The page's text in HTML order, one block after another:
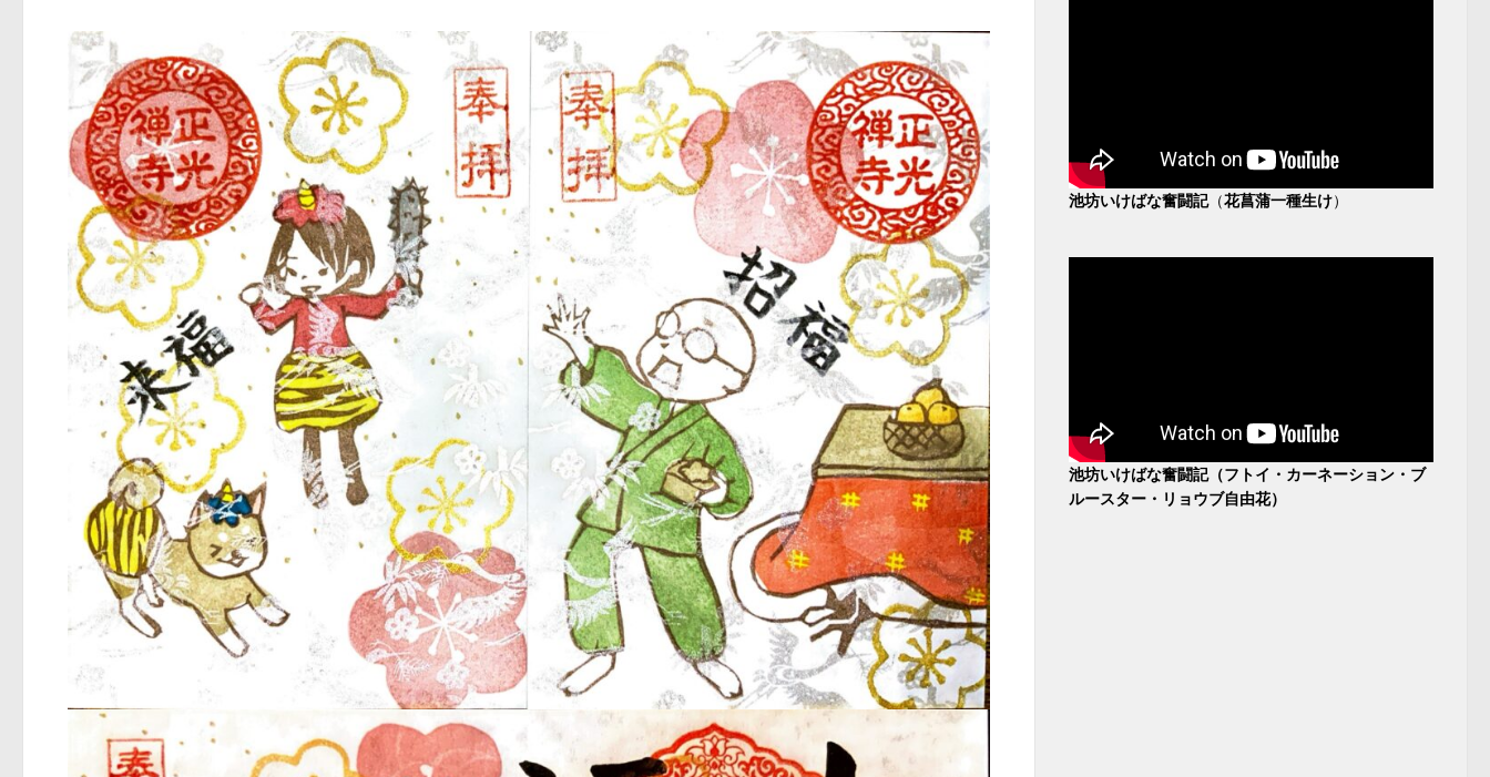
池坊いけばな奮闘記（花菖蒲一種生け）
池坊いけばな奮闘記（フトイ・カーネーション・ブ
ルースター・リョウブ自由花）